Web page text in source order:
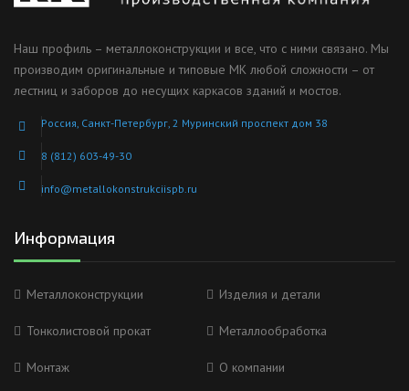
Наш профиль – металлоконструкции и все, что с ними связано. Мы
производим оригинальные и типовые МК любой сложности – от
лестниц и заборов до несущих каркасов зданий и мостов.
Россия, Санкт-Петербург, 2 Муринский проспект дом 38
8 (812) 603-49-30
info@metallokonstrukciispb.ru
Информация
Металлоконструкции Изделия и детали
Тонколистовой прокат Металлообработка
Монтаж О компании